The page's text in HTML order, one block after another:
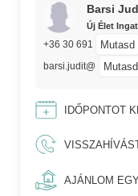
Barsi
Új Élet
+36 30 691 Mutasd
barsi.judit@ Mutasd
IDŐPONTOT
AJÁNLOM